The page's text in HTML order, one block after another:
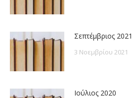
Σεπτέμβριος 2021
3 Νοεμβρίου 2021
Ιούλιος 2020